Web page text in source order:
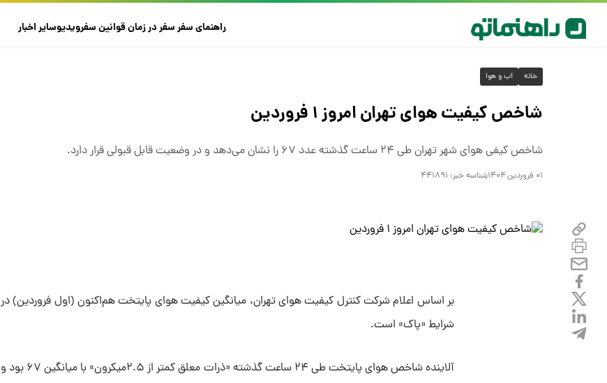
راهنمای سفرسفر در زمانقوانین سفرویدیوسایراخبار
خانه آب و هوا
شاخص کیفیت هوای تهران امروز ۱ فروردین
شاخص کیفی هوای شهر تهران طی ۲۴ ساعت گذشته عدد ۶۷ را نشان می‌دهد و در وضعیت قابل قبولی قرار دارد.
۰۱ فروردین ۱۴۰۴ شناسه خبر: ۴۴۱۸۹۱
بر اساس اعلام شرکت کنترل کیفیت هوای تهران، میانگین کیفیت هوای پایتخت هم‌اکنون (اول فروردین) در
شرایط «پاک» است.
آلاینده شاخص هوای پایتخت طی ۲۴ ساعت گذشته «ذرات معلق کمتر از ۲.۵میکرون» با میانگین ۶۷ بود و